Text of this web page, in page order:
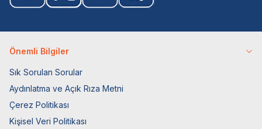
Önemli Bilgiler
Sık Sorulan Sorular
Aydınlatma ve Açık Rıza Metni
Çerez Politikası
Kişisel Veri Politikası